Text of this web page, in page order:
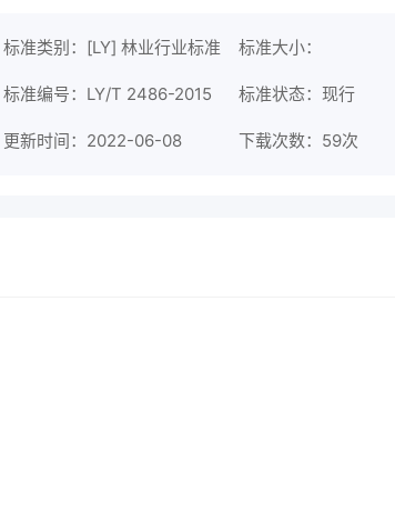
标准类别：[LY] 林业行业标准 标准大小：
标准编号：LY/T 2486-2015 标准状态：现行
更新时间：2022-06-08 下载次数： 59次